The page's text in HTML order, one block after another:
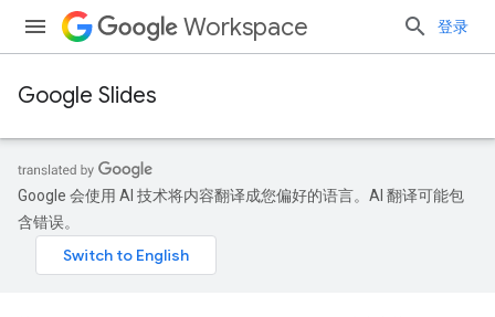
Workspace 登录
Google Slides
Google 会使用 AI 技术将内容翻译成您偏好的语言。AI 翻译可能包
含错误。